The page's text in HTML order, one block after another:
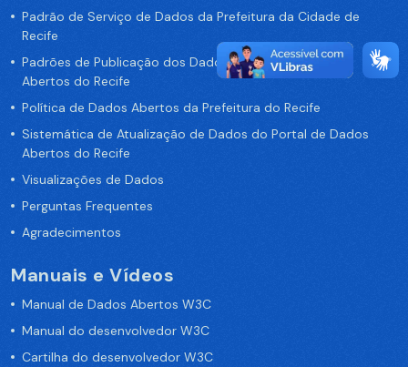
Padrão de Serviço de Dados da Prefeitura da Cidade de
Recife
Padrões de Publicação dos Dados no Portal de Dados
Abertos do Recife
Política de Dados Abertos da Prefeitura do Recife
Sistemática de Atualização de Dados do Portal de Dados
Abertos do Recife
Visualizações de Dados
Perguntas Frequentes
Agradecimentos
Manuais e Vídeos
Manual de Dados Abertos W3C
Manual do desenvolvedor W3C
Cartilha do desenvolvedor W3C